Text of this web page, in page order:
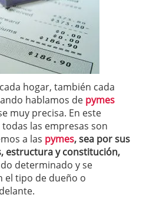
hogar, también cada
hablamos de pymes
muy precisa. En este
las empresas son
a las pymes, sea por sus
estructura y constitución,
determinado y se
el tipo de dueño o